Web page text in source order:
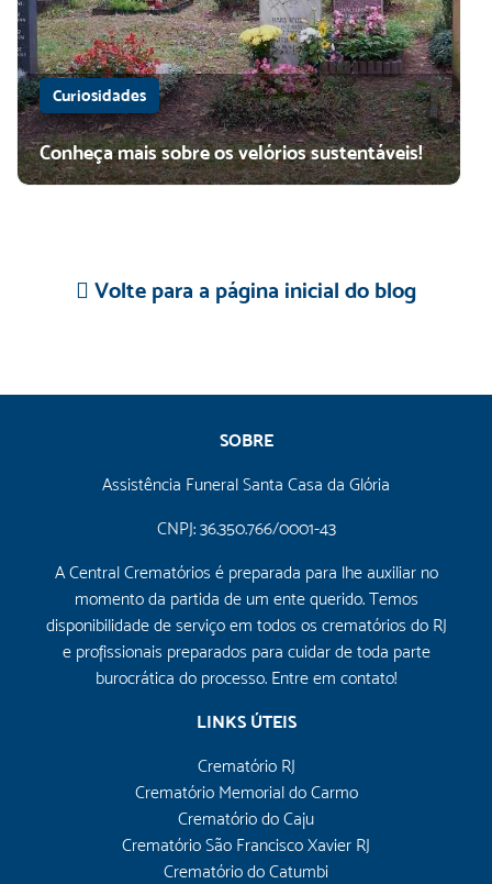
Curiosidades
Conheça mais sobre os velórios sustentáveis!
Volte para a página inicial do blog
SOBRE
Assistência Funeral Santa Casa da Glória
CNPJ: 36.350.766/0001-43
A Central Crematórios é preparada para lhe auxiliar no
momento da partida de um ente querido. Temos
disponibilidade de serviço em todos os crematórios do RJ
e profissionais preparados para cuidar de toda parte
burocrática do processo. Entre em contato!
LINKS ÚTEIS
Crematório RJ
Crematório Memorial do Carmo
Crematório do Caju
Crematório São Francisco Xavier RJ
Crematório do Catumbi